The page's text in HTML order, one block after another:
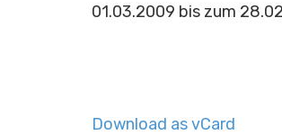
01.03.2009 bis zum
Download as vCard